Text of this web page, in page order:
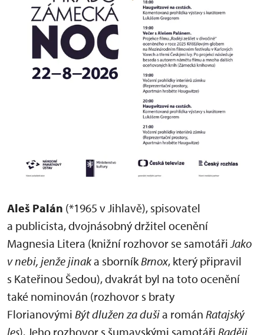
Aleš Palán (*1965 v Jihlavě), spisovatel
a publicista, dvojnásobný držitel ocenění
Magnesia Litera (knižní rozhovor se samotáři Jako
v nebi, jenže jinaka sborník Brnox, který připravil
s Kateřinou Šedou), dvakrát byl na toto ocenění
také nominován (rozhovor s braty
Florianovými Být dlužen za dušia román Ratajský
les). Jeho rozhovor s šumavskými samotáři Raději